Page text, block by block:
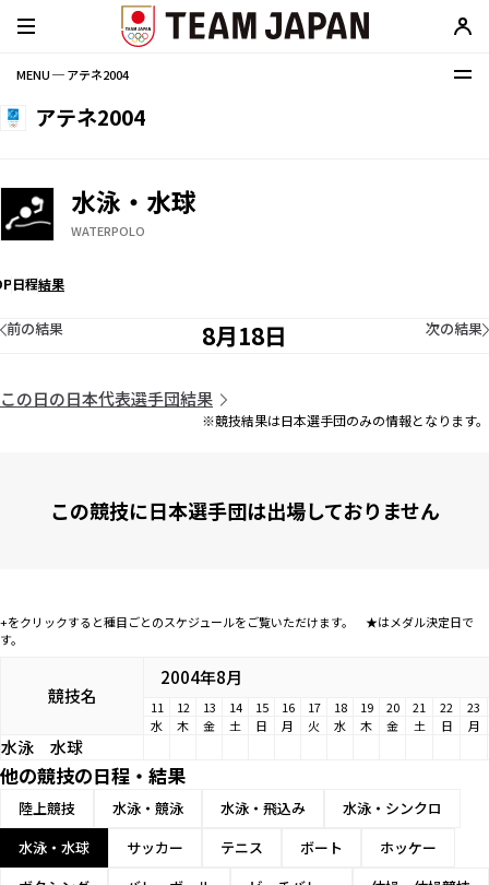
MENU ─ アテネ2004
アテネ2004
水泳・水球
WATERPOLO
日程結果
8月18日
前の結果 次の結果
この日の日本代表選手団結果
※競技結果は日本選手団のみの情報となります。
この競技に日本選手団は出場しておりません
+をクリックすると種目ごとのスケジュールをご覧いただけます。 ★はメダル決定日で
す。
競技名
2004年8月
11 12 13 14 15 16 17 18 19 20 21 22
23
水
木 金 土 日 月 火 水 木 金 土 日 月
水泳 水球
他の競技の日程・結果
陸上競技 水泳・競泳 水泳・飛込み
水泳・シンクロ
水泳・水球
サッカー テニス ボート
ホッケー